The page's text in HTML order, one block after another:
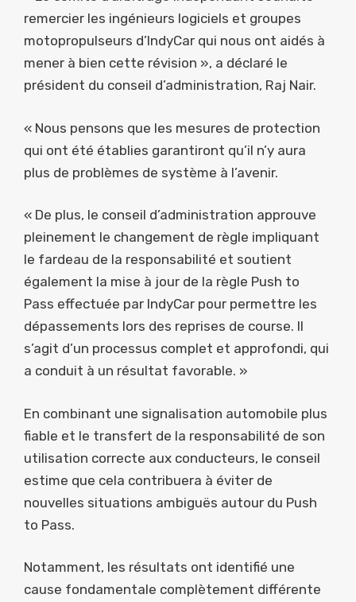
remercier les ingénieurs logiciels et groupes
motopropulseurs d’IndyCar qui nous ont aidés à
mener à bien cette révision », a déclaré le
président du conseil d’administration, Raj Nair.
« Nous pensons que les mesures de protection
qui ont été établies garantiront qu’il n’y aura
plus de problèmes de système à l’avenir.
« De plus, le conseil d’administration approuve
pleinement le changement de règle impliquant
le fardeau de la responsabilité et soutient
également la mise à jour de la règle Push to
Pass effectuée par IndyCar pour permettre les
dépassements lors des reprises de course. Il
s’agit d’un processus complet et approfondi, qui
a conduit à un résultat favorable. »
En combinant une signalisation automobile plus
fiable et le transfert de la responsabilité de son
utilisation correcte aux conducteurs, le conseil
estime que cela contribuera à éviter de
nouvelles situations ambiguës autour du Push
to Pass.
Notamment, les résultats ont identifié une
cause fondamentale complètement différente